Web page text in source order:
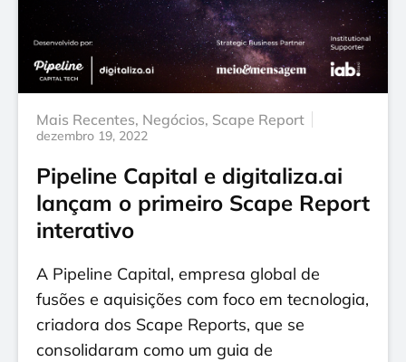
Mais Recentes, Negócios, Scape Report
dezembro 19, 2022
Pipeline Capital e digitaliza.ai
lançam o primeiro Scape Report
interativo
A Pipeline Capital, empresa global de
fusões e aquisições com foco em tecnologia,
criadora dos Scape Reports, que se
consolidaram como um guia de